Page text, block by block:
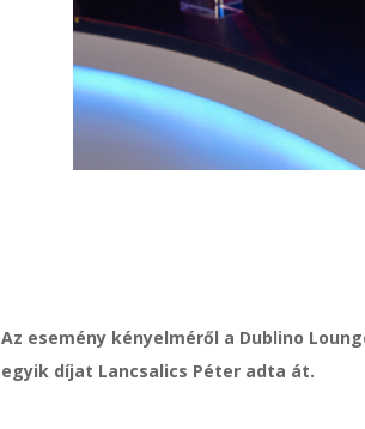
Az esemény kényelméről a Dublino
egyik díjat Lancsalics Péter adta át.